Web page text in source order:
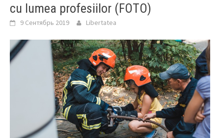
cu lumea profesiilor (FOTO)
9 Сентябрь 2019 Libertatea